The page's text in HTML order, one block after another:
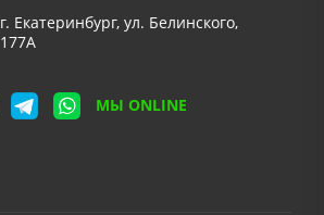
г. Екатеринбург, ул. Белинского,
177А
МЫ ONLINE